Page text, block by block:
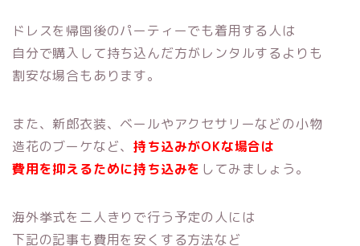
ドレスを帰国後のパーティーでも着用する人は
自分で購入して持ち込んだ方がレンタルするよりも
割安な場合もあります。
また、新郎衣装、ベールやアクセサリーなどの小物
造花のブーケなど、持ち込みがOKな場合は
費用を抑えるために持ち込みを してみましょう。
海外挙式を二人きりで行う予定の人には
下記の記事も費用を安くする方法など